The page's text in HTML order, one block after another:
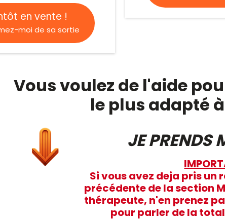
en vente !
moi de sa sortie
Vous voulez de l'aide
le plus adapté
JE PRENDS
Si vous avez deja pris
précédente de la section
thérapeute, n'en prenez
pour parler de la